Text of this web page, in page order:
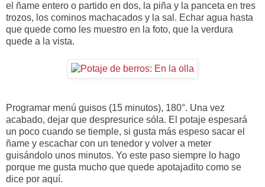
el ñame entero o partido en dos, la piña y la panceta en tres
trozos, los cominos machacados y la sal. Echar agua hasta
que quede como les muestro en la foto, que la verdura
quede a la vista.
Programar menú guisos (15 minutos), 180°. Una vez
acabado, dejar que despresurice sóla. El potaje espesará
un poco cuando se tiemple, si gusta más espeso sacar el
ñame y escachar con un tenedor y volver a meter
guisándolo unos minutos. Yo este paso siempre lo hago
porque me gusta mucho que quede apotajadito como se
dice por aquí.